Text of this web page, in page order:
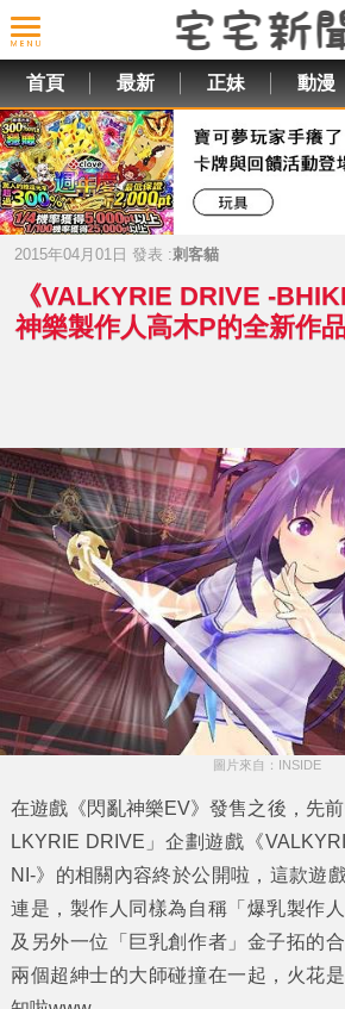
首頁 最新 正妹 動漫
2015年04月01日 發表 :刺客貓
《VALKYRIE DRIVE -
神樂製作人高木P的全新作
圖片來自：INSIDE
在遊戲《閃亂神樂EV》發售之後，先
LKYRIE DRIVE」企劃遊戲《
NI-》的相關內容終於公開啦，這款遊
連是，製作人同樣為自稱「爆乳製作
及另外一位「巨乳創作者」金子拓的
兩個超紳士的大師碰撞在一起，火花